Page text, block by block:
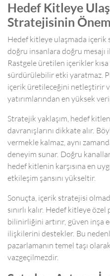
Hedef Kitleye
Stratejisinin
Hedef kitleye ulaşmada içerik
doğru insanlara doğru mesajı
Rastgele üretilen içerikler
sürdürülebilir etki yaratmaz.
içerik üretileceğini netleştirir
yatırımlarından en yüksek
Stratejik yaklaşım, hedef
davranışlarını dikkate alır.
vermekle kalmaz, aynı
deneyim sunar. Doğru
hedef kitlenin karşısına en
etkileşim şansını yükseltir.
Sonuçta, içerik stratejisi
sınırlı kalır. Hedef kitleye
bilinirliğini artırır, güven inşa
ilişkilerini destekler. Bu
pazarlamanın temel taşı
vazgeçilmezdir.